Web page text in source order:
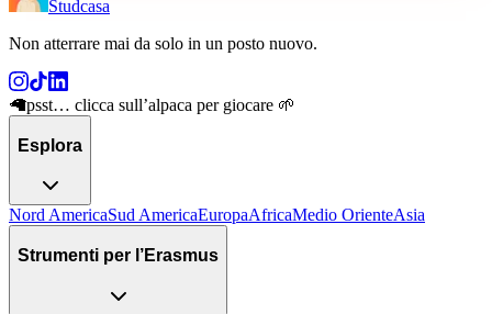
Studcasa
Non atterrare mai da solo in un posto nuovo.
🦙psst… clicca sull’alpaca per giocare 🌱
Esplora
Nord AmericaSud AmericaEuropaAfricaMedio OrienteAsia
Strumenti per l’Erasmus